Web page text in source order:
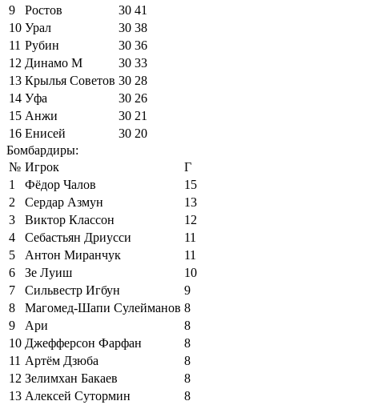
9
Ростов 30 41
10 Урал 30 38
11 Рубин 30 36
12 Динамо М 30 33
13 Крылья Советов 30 28
14 Уфа 30 26
15 Анжи 30 21
16 Енисей 30 20
Бомбардиры:
№ Игрок
Г
1
Фёдор Чалов
15
2
Сердар Азмун
13
3
Виктор Классон
12
4
Себастьян Дриусси
11
5
Антон Миранчук
11
6
Зе Луиш
10
7
Сильвестр Игбун
9
8
Магомед-Шапи Сулейманов 8
9
Ари
8
10 Джефферсон Фарфан
8
11 Артём Дзюба
8
12 Зелимхан Бакаев
8
13 Алексей Сутормин
8